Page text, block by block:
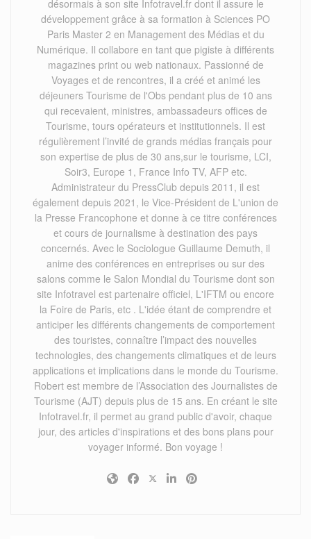
désormais à son site Infotravel.fr dont il assure le
développement grâce à sa formation à Sciences PO
Paris Master 2 en Management des Médias et du
Numérique. Il collabore en tant que pigiste à différents
magazines print ou web nationaux. Passionné de
Voyages et de rencontres, il a créé et animé les
déjeuners Tourisme de l'Obs pendant plus de 10 ans
qui recevaient, ministres, ambassadeurs offices de
Tourisme, tours opérateurs et institutionnels. Il est
régulièrement l’invité de grands médias français pour
son expertise de plus de 30 ans,sur le tourisme, LCI,
Soir3, Europe 1, France Info TV, AFP etc.
Administrateur du PressClub depuis 2011, il est
également depuis 2021, le Vice-Président de L'union de
la Presse Francophone et donne à ce titre conférences
et cours de journalisme à destination des pays
concernés. Avec le Sociologue Guillaume Demuth, il
anime des conférences en entreprises ou sur des
salons comme le Salon Mondial du Tourisme dont son
site Infotravel est partenaire officiel, L'IFTM ou encore
la Foire de Paris, etc . L'idée étant de comprendre et
anticiper les différents changements de comportement
des touristes, connaître l’impact des nouvelles
technologies, des changements climatiques et de leurs
applications et implications dans le monde du Tourisme.
Robert est membre de l’Association des Journalistes de
Tourisme (AJT) depuis plus de 15 ans. En créant le site
Infotravel.fr, il permet au grand public d'avoir, chaque
jour, des articles d'inspirations et des bons plans pour
voyager informé. Bon voyage !